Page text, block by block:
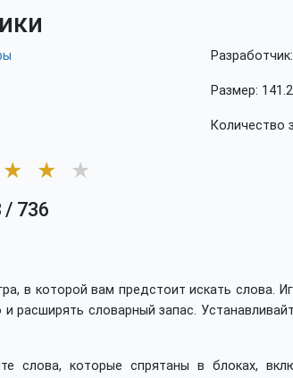
Размер:
Количество
★ ★ ★
/ 736
в которой вам предстоит искать слова.
расширять словарный запас.
слова, которые спрятаны в блоках,